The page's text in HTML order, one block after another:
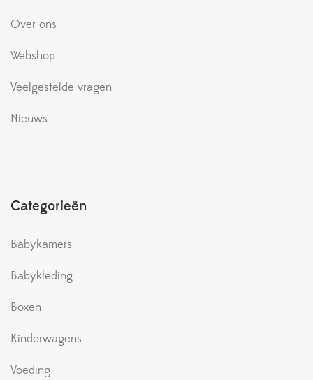
Over ons
Webshop
Veelgestelde vragen
Nieuws
Categorieën
Babykamers
Babykleding
Boxen
Kinderwagens
Voeding